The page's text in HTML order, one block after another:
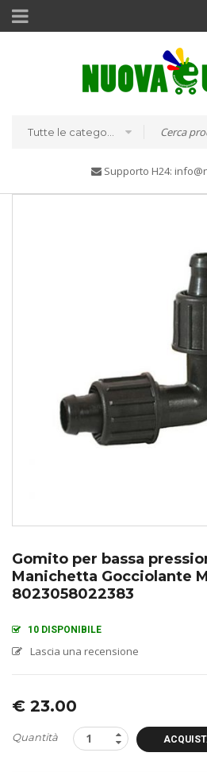
Supporto H24:
Gomito per bassa
Manichetta Gocciolante
8023058022383
10 DISPONIBILE
Lascia una recensione
€ 23.00
Quantità